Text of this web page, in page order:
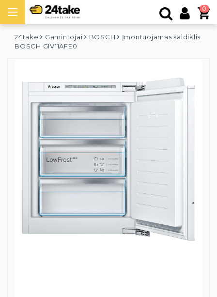
0
24take Gamintojai BOSCH
Įmontuojamas šaldiklis
BOSCH GIV11AFE0